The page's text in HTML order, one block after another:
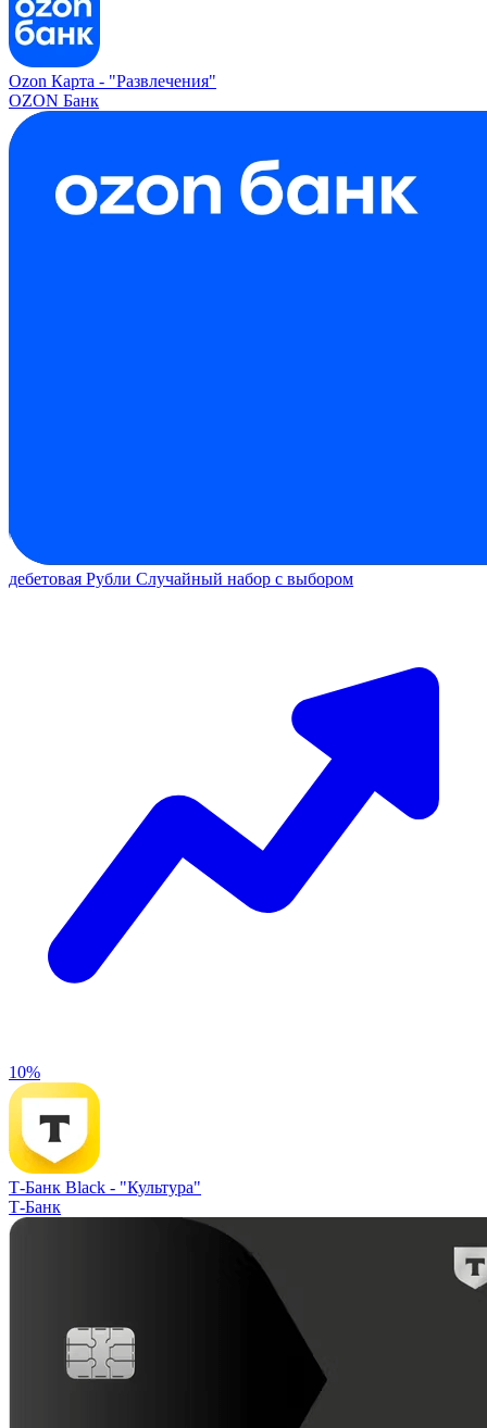
Ozon Карта - "Развлечения"
OZON Банк
дебетовая Рубли Случайный набор с выбором
10%
Т-Банк Black - "Культура"
Т-Банк